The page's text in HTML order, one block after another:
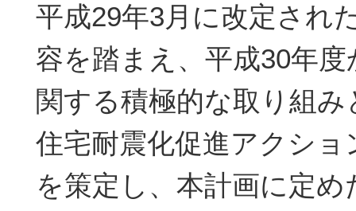
平成29年3月に改定され
容を踏まえ、平成30年
関する積極的な取り組
住宅耐震化促進アクシ
を策定し、本計画に定